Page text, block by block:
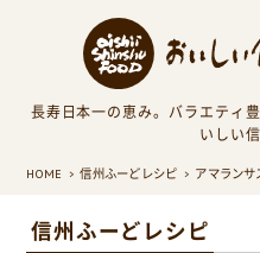
長寿日本一の恵み。バラエティ
いしい
HOME 信州ふーどレシピ アマランサ
信州ふーどレシピ